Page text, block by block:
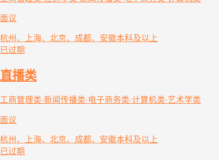
面议
杭州、上海、北京、成都、安徽本科及以上
已过期
直播类
工商管理类·新闻传播类·电子商务类·计算机类·艺术学类
面议
杭州、上海、北京、成都、安徽本科及以上
已过期